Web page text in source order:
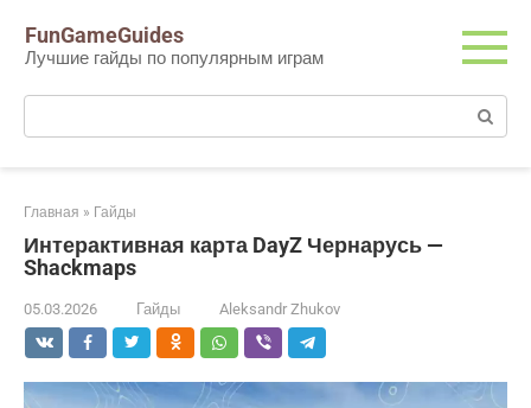
контенту
FunGameGuides
Лучшие гайды по популярным играм
Поиск:
Главная » Гайды
Интерактивная карта DayZ Чернарусь —
Shackmaps
05.03.2026 Гайды Aleksandr Zhukov